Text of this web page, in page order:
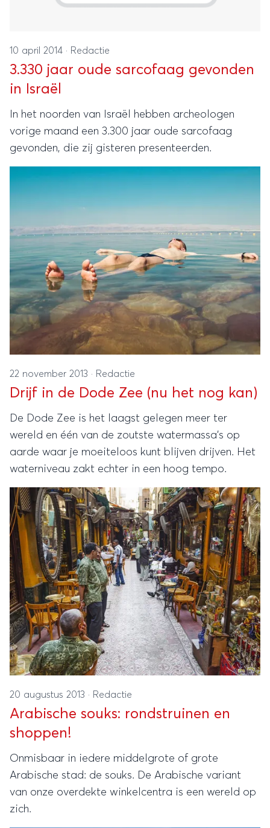
10 april 2014 · Redactie
3.330 jaar oude sarcofaag gevonden
in Israël
In het noorden van Israël hebben archeologen
vorige maand een 3.300 jaar oude sarcofaag
gevonden, die zij gisteren presenteerden.
22 november 2013 · Redactie
Drijf in de Dode Zee (nu het nog kan)
De Dode Zee is het laagst gelegen meer ter
wereld en één van de zoutste watermassa's op
aarde waar je moeiteloos kunt blijven drijven. Het
waterniveau zakt echter in een hoog tempo.
20 augustus 2013 · Redactie
Arabische souks: rondstruinen en
shoppen!
Onmisbaar in iedere middelgrote of grote
Arabische stad: de souks. De Arabische variant
van onze overdekte winkelcentra is een wereld op
zich.